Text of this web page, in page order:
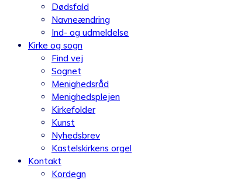
Dødsfald
Navneændring
Ind- og udmeldelse
Kirke og sogn
Find vej
Sognet
Menighedsråd
Menighedsplejen
Kirkefolder
Kunst
Nyhedsbrev
Kastelskirkens orgel
Kontakt
Kordegn